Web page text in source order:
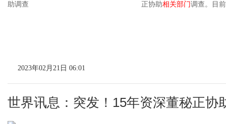
正协助相关部门调查。目
2023年02月21日 06:01
世界讯息：突发！15年资深董秘正协